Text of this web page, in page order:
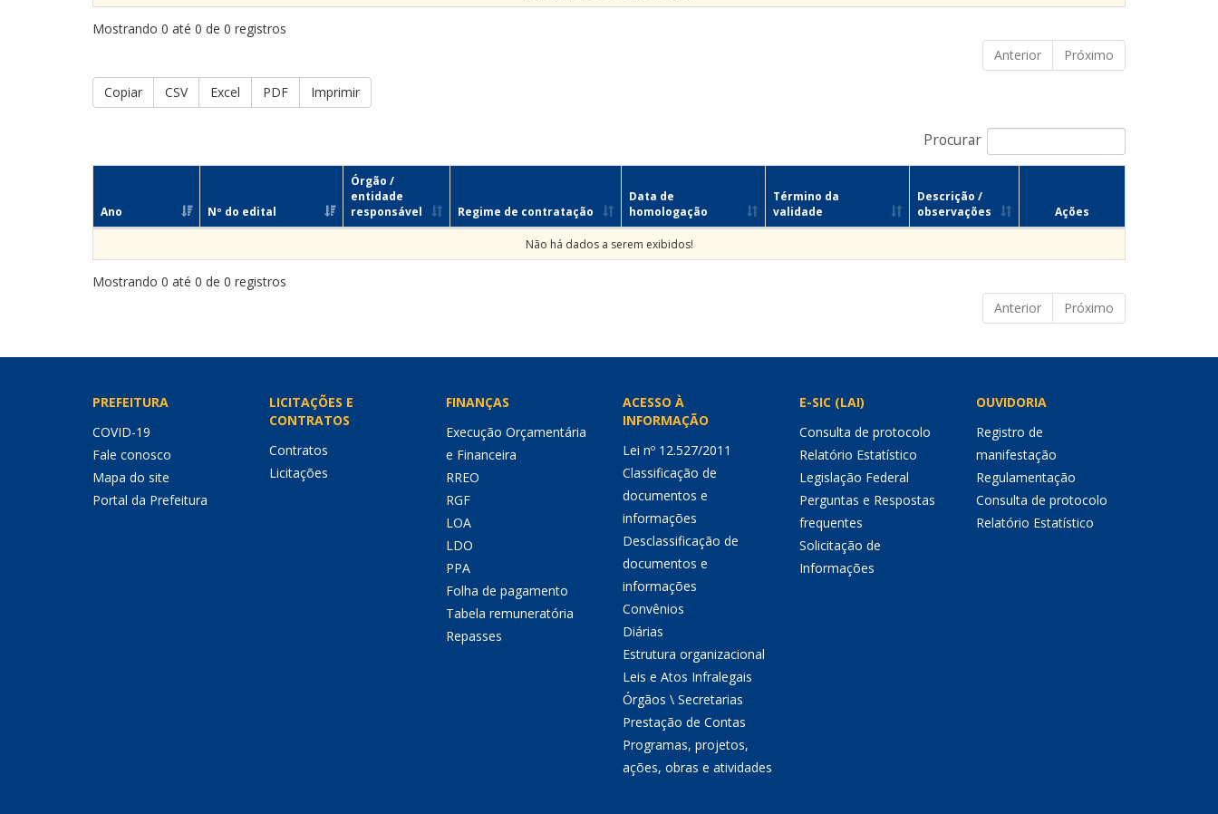
Mostrando 0 até 0 de 0 registros
Anterior
Próximo
Copiar CSV Excel PDF Imprimir
Procurar
Ano Nº do edital
Órgão /
entidade
responsável
Regime de contratação
Data de
homologação
Término da
validade
Descrição /
observações
Ações
Não há dados a serem exibidos!
Mostrando 0 até 0 de 0 registros
Anterior
Próximo
PREFEITURA
COVID-19
Fale conosco
Mapa do site
Portal da Prefeitura
LICITAÇÕES E
CONTRATOS
Contratos
Licitações
FINANÇAS
Execução Orçamentária
e Financeira
RREO
RGF
LOA
LDO
PPA
Folha de pagamento
Tabela remuneratória
Repasses
ACESSO À
INFORMAÇÃO
Lei nº 12.527/2011
Classificação de
documentos e
informações
Desclassificação de
documentos e
informações
Convênios
Diárias
Estrutura organizacional
Leis e Atos Infralegais
Órgãos \ Secretarias
Prestação de Contas
Programas, projetos,
ações, obras e atividades
E-SIC (LAI)
Consulta de protocolo
Relatório Estatístico
Legislação Federal
Perguntas e Respostas
frequentes
Solicitação de
Informações
OUVIDORIA
Registro de
manifestação
Regulamentação
Consulta de protocolo
Relatório Estatístico